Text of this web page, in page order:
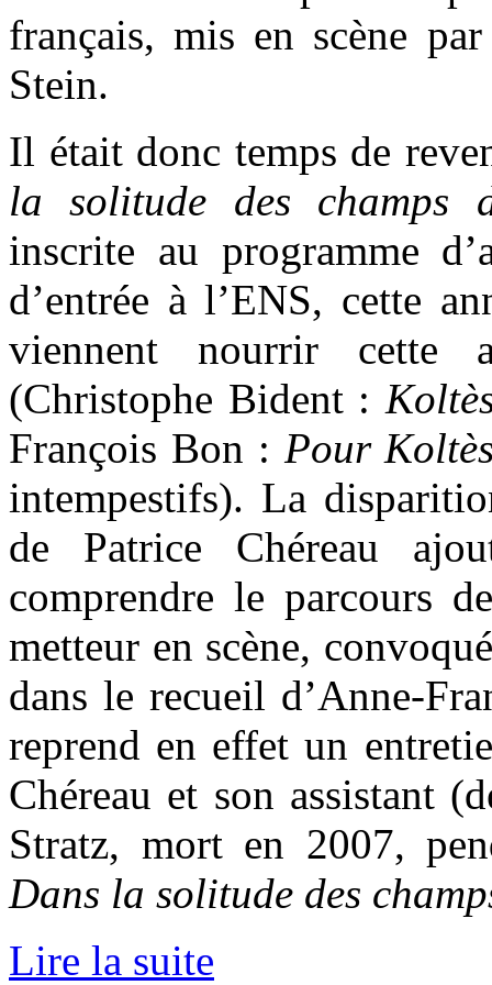
français, mis en scène
Stein.
Il était donc temps de
la
solitude des champs
inscrite au programme
d’entrée à l’ENS, cette
viennent nourrir cette
(Christophe Bident :
François Bon : Pour
intempestifs). La
de Patrice Chéreau
comprendre le parcours
metteur en scène,
dans le recueil d’Anne-
reprend en effet un
Chéreau et son assistant
Stratz, mort en 2007,
Dans la solitude des
Lire la suite